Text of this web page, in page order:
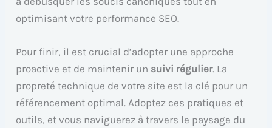
optimisant votre performance SEO.
Pour finir, il est crucial d’adopter une approche
proactive et de maintenir un suivi régulier. La
propreté technique de votre site est la clé pour un
référencement optimal. Adoptez ces pratiques et
outils, et vous naviguerez à travers le paysage du